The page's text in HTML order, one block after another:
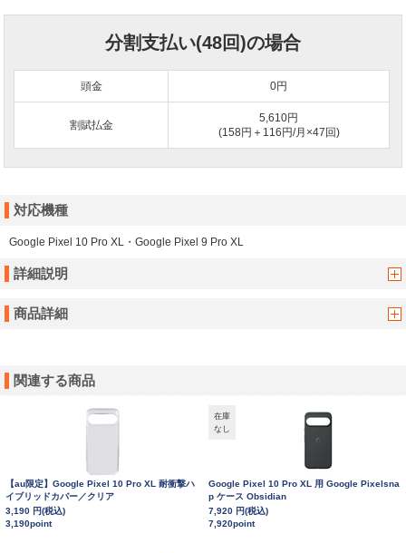
分割支払い(48回)の場合
頭金 0円
割賦払金
5,610円
(158円＋116円/月×47回)
対応機種
Google Pixel 10 Pro XL・Google Pixel 9 Pro XL
詳細説明
商品詳細
関連する商品
【au限定】Google Pixel 10 Pro XL 耐衝撃ハ
イブリッドカバー／クリア
3,190 円(税込)
3,190point
在庫
なし
Google Pixel 10 Pro XL 用 Google Pixelsna
p ケース Obsidian
7,920 円(税込)
7,920point